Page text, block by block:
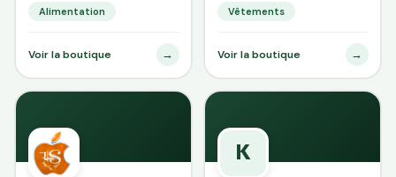
Alimentation
Voir la boutique →
Vêtements
Voir la boutique →
K